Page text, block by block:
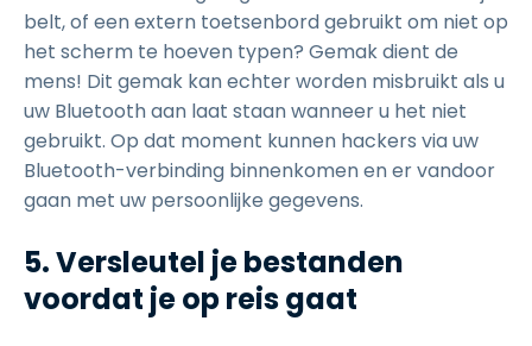
belt, of een extern toetsenbord gebruikt om niet op
het scherm te hoeven typen? Gemak dient de
mens! Dit gemak kan echter worden misbruikt als u
uw Bluetooth aan laat staan wanneer u het niet
gebruikt. Op dat moment kunnen hackers via uw
Bluetooth-verbinding binnenkomen en er vandoor
gaan met uw persoonlijke gegevens.
5. Versleutel je bestanden
voordat je op reis gaat